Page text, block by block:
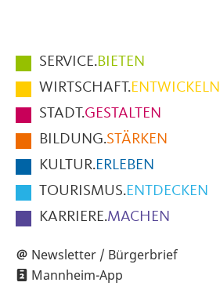
Hauptmenüpunkte
im
Fußbereich
der
Seite
SERVICE.BIETEN
WIRTSCHAFT.ENTWICKELN
STADT.GESTALTEN
BILDUNG.STÄRKEN
KULTUR.ERLEBEN
TOURISMUS.ENTDECKEN
KARRIERE.MACHEN
Newsletter / Bürgerbrief
Mannheim-App